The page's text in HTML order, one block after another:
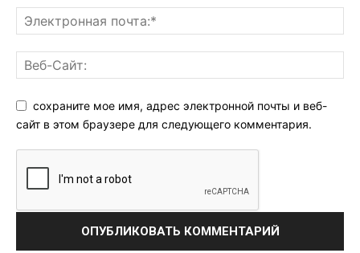
сохраните мое имя, адрес электронной почты и веб-
сайт в этом браузере для следующего комментария.